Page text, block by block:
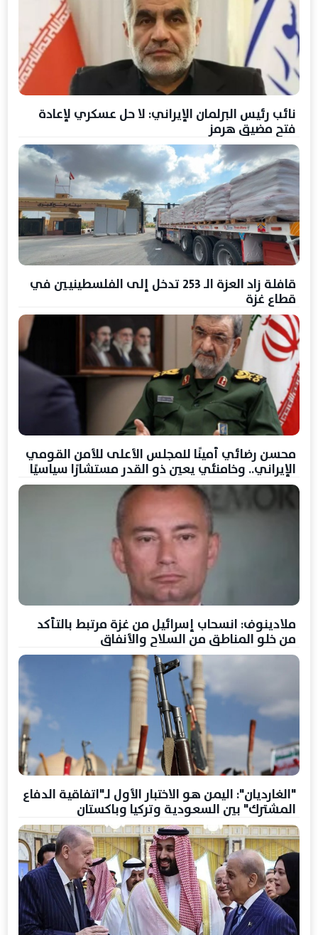
نائب رئيس البرلمان الإيراني: لا حل عسكري لإعادة
فتح مضيق هرمز
قافلة زاد العزة الـ 253 تدخل إلى الفلسطينيين في
قطاع غزة
محسن رضائي أمينًا للمجلس الأعلى للأمن القومي
الإيراني.. وخامنئي يعين ذو القدر مستشارًا سياسيًا
ملادينوف: انسحاب إسرائيل من غزة مرتبط بالتأكد
من خلو المناطق من السلاح والأنفاق
"الغارديان": اليمن هو الاختبار الأول لـ"اتفاقية الدفاع
المشترك" بين السعودية وتركيا وباكستان